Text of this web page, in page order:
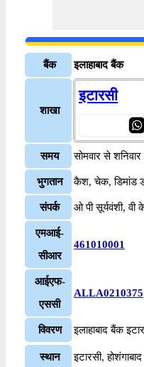
बैंक इलाहाबाद बैंक
शाखा
इटारसी
समय सोमवार से
भुगतान कैश, चेक, डिमांड
संपर्क ओ पी सूर्यवंशी,
एमआई-
सीआर
461010001
आईएफ-
एससी
ALLA0210375
विवरण इलाहाबाद बैंक
स्थान इटारसी, होशंगाबाद